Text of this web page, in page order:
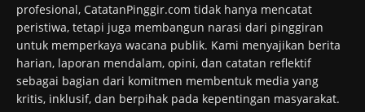
profesional, CatatanPinggir.com tidak hanya mencatat
peristiwa, tetapi juga membangun narasi dari pinggiran
untuk memperkaya wacana publik. Kami menyajikan berita
harian, laporan mendalam, opini, dan catatan reflektif
sebagai bagian dari komitmen membentuk media yang
kritis, inklusif, dan berpihak pada kepentingan masyarakat.